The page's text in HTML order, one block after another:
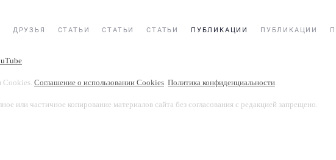
ДРУЗЬЯ СТАТЬИ СТАТЬИ СТАТЬИ ПУБЛИКАЦИИ ПУБЛИКАЦИИ
Cookies. Соглашение о использовании Cookies Политика конфиденциальности
или частичное копирование материалов сайта без согласования с редакцией запрещено.